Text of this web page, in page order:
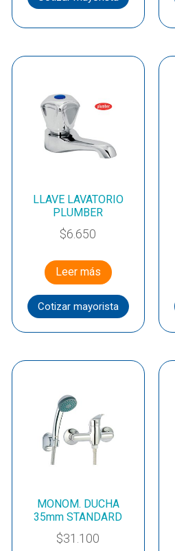
LLAVE LAVATORIO
PLUMBER
$6.650
Leer más
Cotizar mayorista
MONOM. DUCHA
35mm STANDARD
$31.100